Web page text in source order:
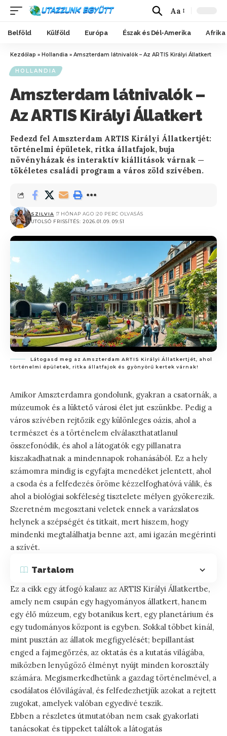
Aa
Belföld Külföld Európa Észak és Dél-Amerika Afrika
Kezdőlap » Hollandia » Amszterdam látnivalók – Az ARTIS Királyi Állatkert
HOLLANDIA
Amszterdam látnivalók –
Az ARTIS Királyi Állatkert
Fedezd fel Amszterdam ARTIS Királyi Állatkertjét:
történelmi épületek, ritka állatfajok, buja
növényházak és interaktív kiállítások várnak —
tökéletes családi program a város zöld szívében.
UTOLSÓ FRISSÍTÉS: 2026.01.09. 09:51
SZILVIA 7 HÓNAP AGO 20 PERC OLVASÁS
Látogasd meg az Amszterdam ARTIS Királyi Állatkertjét, ahol
történelmi épületek, ritka állatfajok és gyönyörű kertek várnak!
Amikor Amszterdamra gondolunk, gyakran a csatornák, a
múzeumok és a lüktető városi élet jut eszünkbe. Pedig a
város szívében rejtőzik egy különleges oázis, ahol a
természet és a történelem elválaszthatatlanul
összefonódik, és ahol a látogatók egy pillanatra
kiszakadhatnak a mindennapok rohanásából. Ez a hely
számomra mindig is egyfajta menedéket jelentett, ahol
a csoda és a felfedezés öröme kézzelfoghatóvá válik, és
ahol a biológiai sokféleség tisztelete mélyen gyökerezik.
Szeretném megosztani veletek ennek a varázslatos
helynek a szépségét és titkait, mert hiszem, hogy
mindenki megtalálhatja benne azt, ami igazán megérinti
a szívét.
Tartalom
Ez a cikk egy átfogó kalauz az ARTIS Királyi Állatkertbe,
amely nem csupán egy hagyományos állatkert, hanem
egy élő múzeum, egy botanikus kert, egy planetárium és
egy tudományos központ is egyben. Sokkal többet kínál,
mint pusztán az állatok megfigyelését; bepillantást
enged a fajmegőrzés, az oktatás és a kutatás világába,
miközben lenyűgöző élményt nyújt minden korosztály
számára. Megismerkedhetünk a gazdag történelmével, a
csodálatos élővilágával, és felfedezhetjük azokat a rejtett
zugokat, amelyek valóban egyedivé teszik.
Ebben a részletes útmutatóban nem csak gyakorlati
tanácsokat és tippeket találtok a látogatás